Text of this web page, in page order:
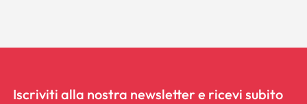
Iscriviti alla nostra newsletter e ricevi subito